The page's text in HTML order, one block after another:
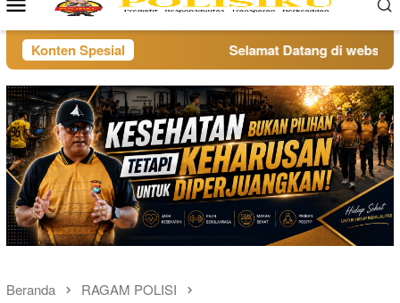
Mobile
Konten Spesial Selamat Datang di website
Beranda RAGAM POLISI